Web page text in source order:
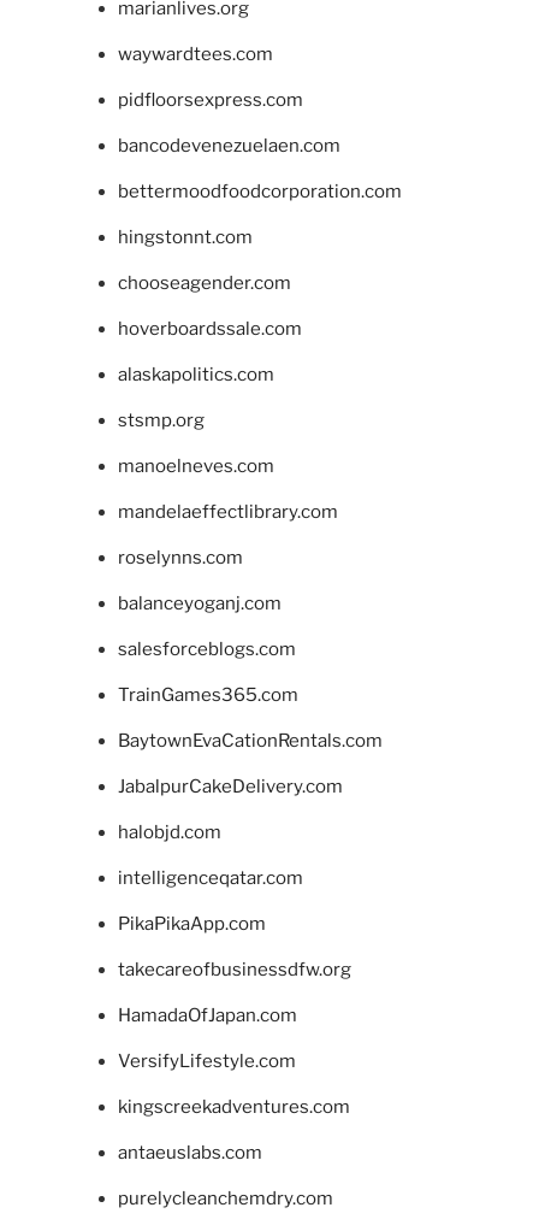
marianlives.org
waywardtees.com
pidfloorsexpress.com
bancodevenezuelaen.com
bettermoodfoodcorporation.com
hingstonnt.com
chooseagender.com
hoverboardssale.com
alaskapolitics.com
stsmp.org
manoelneves.com
mandelaeffectlibrary.com
roselynns.com
balanceyoganj.com
salesforceblogs.com
TrainGames365.com
BaytownEvaCationRentals.com
JabalpurCakeDelivery.com
halobjd.com
intelligenceqatar.com
PikaPikaApp.com
takecareofbusinessdfw.org
HamadaOfJapan.com
VersifyLifestyle.com
kingscreekadventures.com
antaeuslabs.com
purelycleanchemdry.com